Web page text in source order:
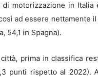
motorizzazione in Italia
ad essere nettamente
54,1 in Spagna).
prima in classifica
punti rispetto al 2022).